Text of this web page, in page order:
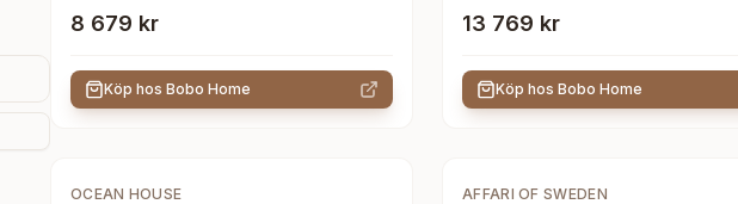
vitpigmenterad ekfanér och ek
8 679 kr
Köp hos Bobo Home
Vitpigmenterad Ekfanér och Ek
13 769 kr
Köp hos Bobo Home
- 20 %
OCEAN HOUSE
-10%
AFFARI OF SWEDEN